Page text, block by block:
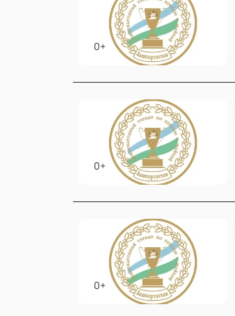
0+
0+
0+